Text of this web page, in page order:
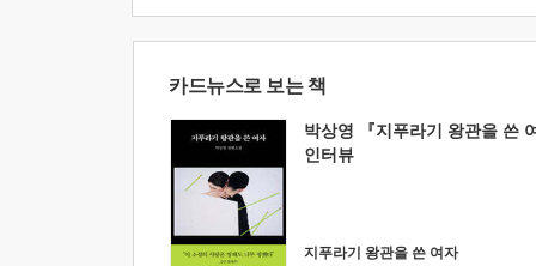
카드뉴스로 보는 책
박상영 『지푸라기 왕관을 쓴
인터뷰
지푸라기 왕관을 쓴 여자